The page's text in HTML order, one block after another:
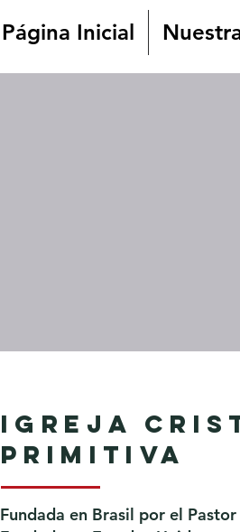
Página Inicial
Igreja
Primitiva
Fundada en Brasil por el